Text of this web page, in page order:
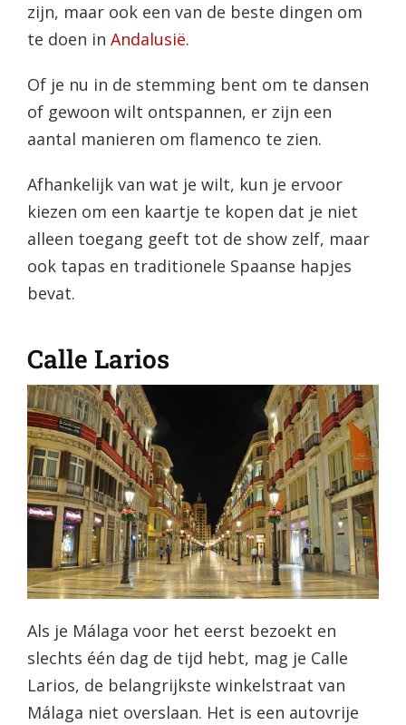
zijn, maar ook een van de beste dingen om
te doen in Andalusië.
Of je nu in de stemming bent om te dansen
of gewoon wilt ontspannen, er zijn een
aantal manieren om flamenco te zien.
Afhankelijk van wat je wilt, kun je ervoor
kiezen om een kaartje te kopen dat je niet
alleen toegang geeft tot de show zelf, maar
ook tapas en traditionele Spaanse hapjes
bevat.
Calle Larios
Als je Málaga voor het eerst bezoekt en
slechts één dag de tijd hebt, mag je Calle
Larios, de belangrijkste winkelstraat van
Málaga niet overslaan. Het is een autovrije